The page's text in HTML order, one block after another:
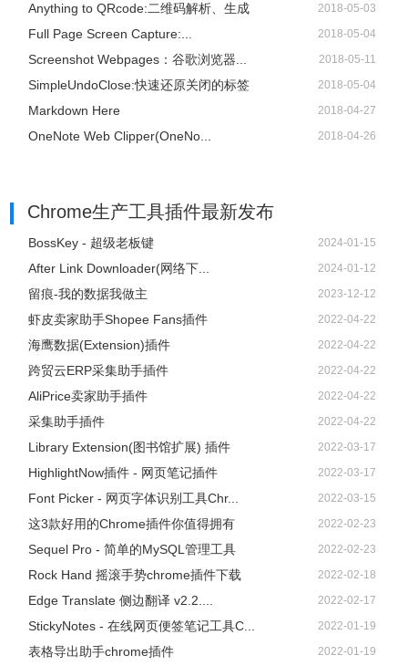
Anything to QRcode:二维码解析、生成 2018-05-03
Full Page Screen Capture:... 2018-05-04
Screenshot Webpages：谷歌浏览器... 2018-05-11
SimpleUndoClose:快速还原关闭的标签 2018-05-04
Markdown Here 2018-04-27
OneNote Web Clipper(OneNo... 2018-04-26
Chrome生产工具插件最新发布
BossKey - 超级老板键 2024-01-15
After Link Downloader(网络下... 2024-01-12
留痕-我的数据我做主 2023-12-12
虾皮卖家助手Shopee Fans插件 2022-04-22
海鹰数据(Extension)插件 2022-04-22
跨贸云ERP采集助手插件 2022-04-22
AliPrice卖家助手插件 2022-04-22
采集助手插件 2022-04-22
Library Extension(图书馆扩展) 插件 2022-03-17
HighlightNow插件 - 网页笔记插件 2022-03-17
Font Picker - 网页字体识别工具Chr... 2022-03-15
这3款好用的Chrome插件你值得拥有 2022-02-23
Sequel Pro - 简单的MySQL管理工具 2022-02-23
Rock Hand 摇滚手势chrome插件下载 2022-02-18
Edge Translate 侧边翻译 v2.2.... 2022-02-17
StickyNotes - 在线网页便签笔记工具C... 2022-01-19
表格导出助手chrome插件 2022-01-19